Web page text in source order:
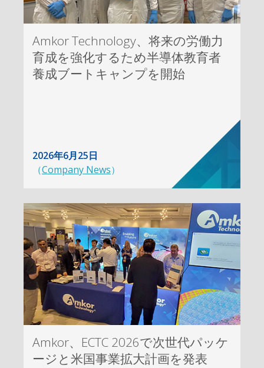
Amkor Technology、将来の労働力
育成を強化するため半導体教育者
養成ブートキャンプを開始
2026年6月25日
（Company News）
Amkor、ECTC 2026で次世代パッケ
ージと米国事業拡大計画を発表